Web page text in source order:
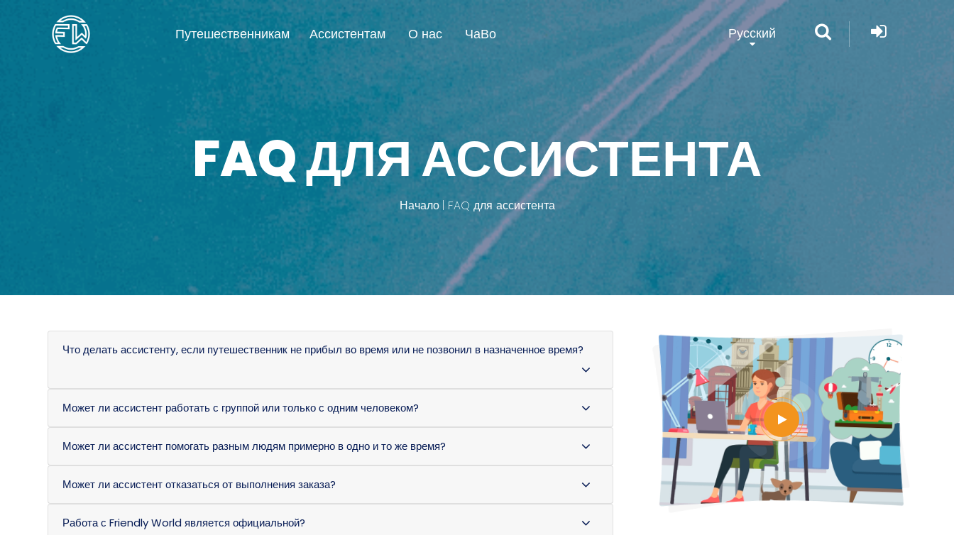
Путешественникам Ассистентам О нас ЧаВо Русский
FAQ ДЛЯ АССИСТЕНТА
Начало FAQ для ассистента
Что делать ассистенту, если путешественник не прибыл во время или не позвонил в назначенное время?
Может ли ассистент работать с группой или только с одним человеком?
Может ли ассистент помогать разным людям примерно в одно и то же время?
Может ли ассистент отказаться от выполнения заказа?
Работа с Friendly World является официальной?